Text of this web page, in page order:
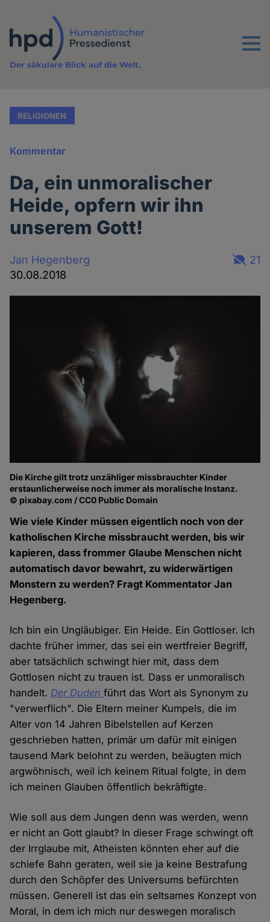
Inhalt
Menu
Der säkulare Blick auf die Welt.
RELIGIONEN
Kommentar
Da, ein unmoralischer
Heide, opfern wir ihn
unserem Gott!
Jan Hegenberg
30.08.2018
21
Die Kirche gilt trotz unzähliger missbrauchter Kinder
erstaunlicherweise noch immer als moralische Instanz.
© pixabay.com / CC0 Public Domain
Wie viele Kinder müssen eigentlich noch von der
katholischen Kirche missbraucht werden, bis wir
kapieren, dass frommer Glaube Menschen nicht
automatisch davor bewahrt, zu widerwärtigen
Monstern zu werden? Fragt Kommentator Jan
Hegenberg.
Ich bin ein Ungläubiger. Ein Heide. Ein Gottloser. Ich
dachte früher immer, das sei ein wertfreier Begriff,
aber tatsächlich schwingt hier mit, dass dem
Gottlosen nicht zu trauen ist. Dass er unmoralisch
handelt. Der Dudenführt das Wort als Synonym zu
"verwerflich". Die Eltern meiner Kumpels, die im
Alter von 14 Jahren Bibelstellen auf Kerzen
geschrieben hatten, primär um dafür mit einigen
tausend Mark belohnt zu werden, beäugten mich
argwöhnisch, weil ich keinem Ritual folgte, in dem
ich meinen Glauben öffentlich bekräftigte.
Wie soll aus dem Jungen denn was werden, wenn
er nicht an Gott glaubt? In dieser Frage schwingt oft
der Irrglaube mit, Atheisten könnten eher auf die
schiefe Bahn geraten, weil sie ja keine Bestrafung
durch den Schöpfer des Universums befürchten
müssen. Generell ist das ein seltsames Konzept von
Moral, in dem ich mich nur deswegen moralisch